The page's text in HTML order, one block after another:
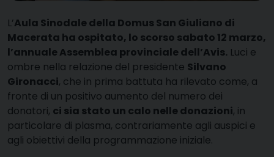
L’Aula Sinodale della Domus San Giuliano di
Macerata ha ospitato, lo scorso sabato 12 marzo,
l’annuale Assemblea provinciale dell’Avis. Luci e
ombre nella relazione del presidente Silvano
Gironacci, che in prima battuta ha rilevato come, a
fronte di un positivo aumento del numero dei
donatori, ci sia stato un calo nelle donazioni, in
particolare di plasma, contrariamente agli auspici e
agli obiettivi della programmazione iniziale.